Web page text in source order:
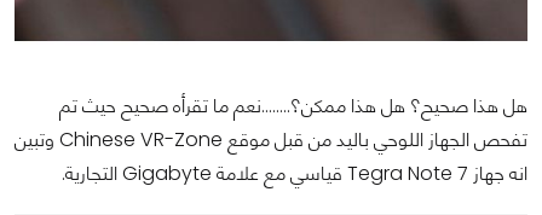
هل هذا صحيح؟ هل هذا ممكن؟........نعم ما تقرأه صحيح حيث تم
تفحص الجهاز اللوحي باليد من قبل موقع Chinese VR-Zone وتبين
انه جهاز Tegra Note 7 قياسي مع علامة Gigabyte التجارية.